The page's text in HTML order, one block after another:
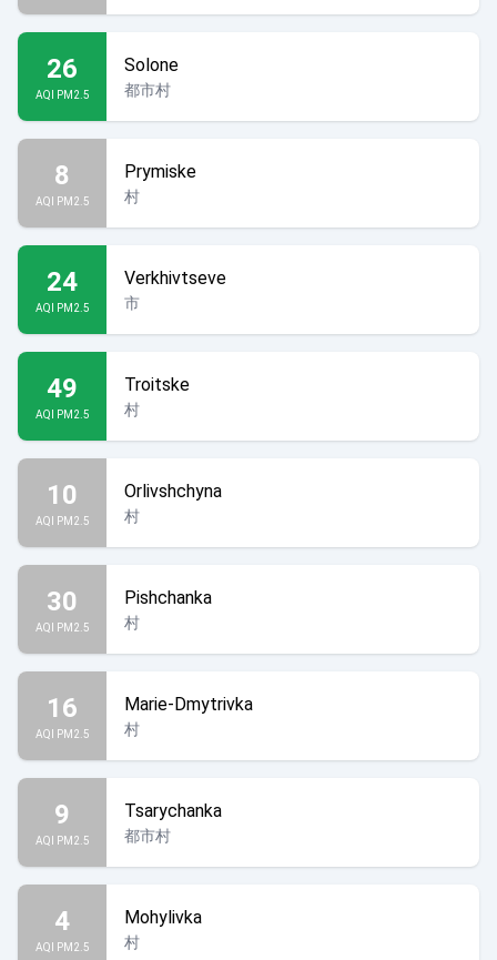
26
AQI PM2.5
Solone
都市村
8
AQI PM2.5
Prymiske
村
24
AQI PM2.5
Verkhivtseve
市
49
AQI PM2.5
Troitske
村
10
AQI PM2.5
Orlivshchyna
村
30
AQI PM2.5
Pishchanka
村
16
AQI PM2.5
Marie-Dmytrivka
村
9
AQI PM2.5
Tsarychanka
都市村
4
AQI PM2.5
Mohylivka
村